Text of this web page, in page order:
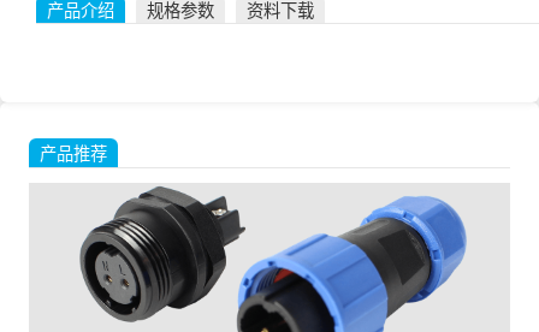
产品介绍 规格参数 资料下载
产品推荐